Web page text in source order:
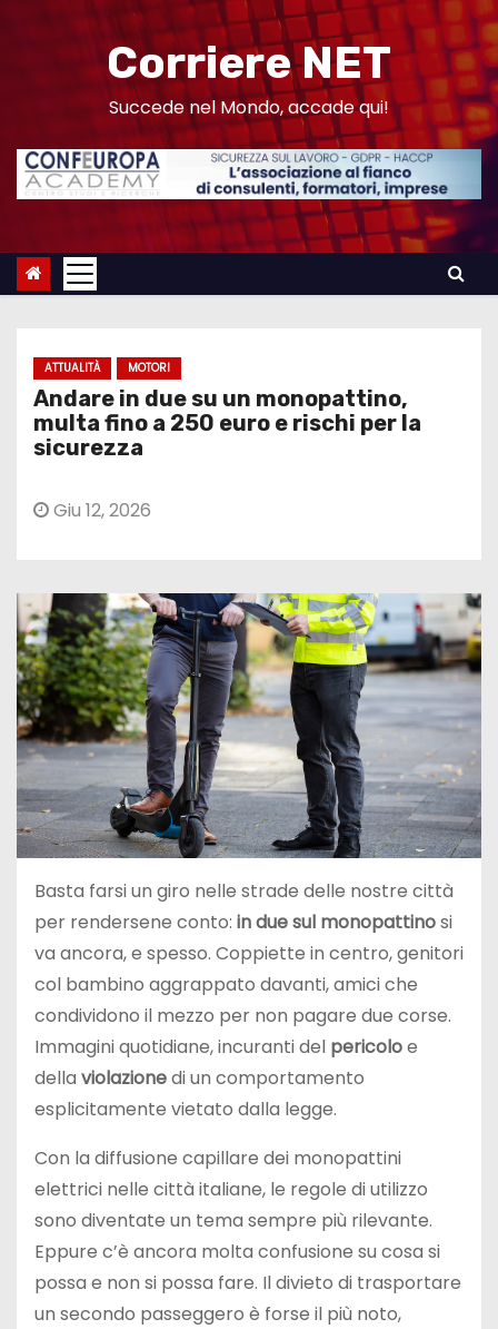
n
Corriere NET
Succede nel Mondo, accade qui!
ATTUALITÀ MOTORI
Andare in due su un monopattino,
multa fino a 250 euro e rischi per la
sicurezza
Giu 12, 2026
Basta farsi un giro nelle strade delle nostre città
per rendersene conto: in due sul monopattinosi
va ancora, e spesso. Coppiette in centro, genitori
col bambino aggrappato davanti, amici che
condividono il mezzo per non pagare due corse.
Immagini quotidiane, incuranti del pericoloe
della violazionedi un comportamento
esplicitamente vietato dalla legge.
Con la diffusione capillare dei monopattini
elettrici nelle città italiane, le regole di utilizzo
sono diventate un tema sempre più rilevante.
Eppure c’è ancora molta confusione su cosa si
possa e non si possa fare. Il divieto di trasportare
un secondo passeggero è forse il più noto,